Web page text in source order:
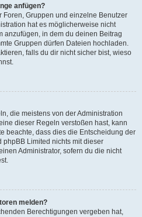
anfügen?
Foren, Gruppen und einzelne Benutzer
hat es möglicherweise nicht
anzufügen, in dem du deinen Beitrag
Gruppen dürfen Dateien hochladen.
falls du dir nicht sicher bist, wieso
die meistens von der Administration
dieser Regeln verstoßen hast, kann
beachte, dass dies die Entscheidung der
Limited nichts mit dieser
Administrator, sofern du die nicht
melden?
Berechtigungen vergeben hat,